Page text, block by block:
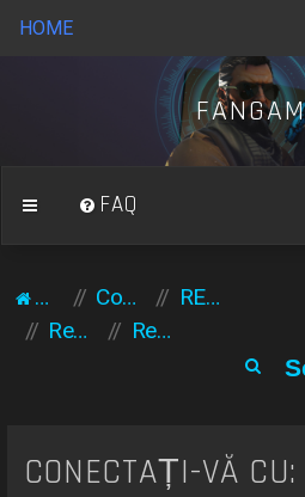
HOME
FAQ
Acasă Comunitate
REGULAMENT GENERAL
Regulament server
Regulament server
t
CONECTAȚI-VĂ CU: